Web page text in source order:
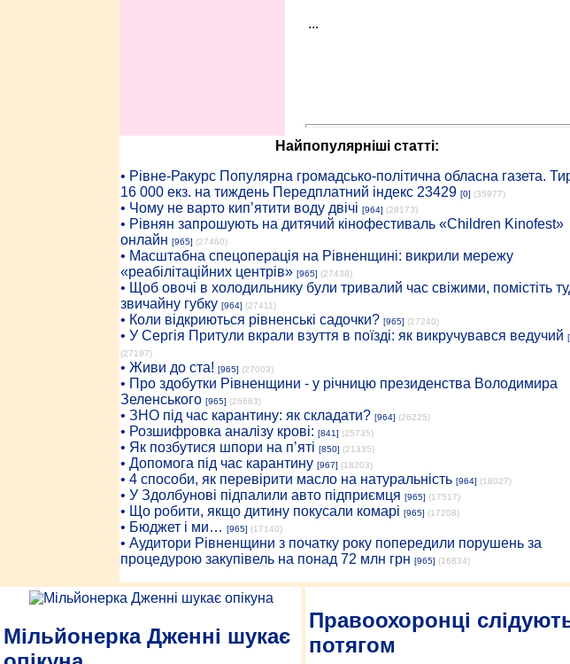
...
Найпопулярніші статті:
• Рiвне-Ракурс Популярна громадсько-політична обласна газета.
16 000 екз. на тиждень Передплатний індекс 23429 [0] (35977)
• Чому не варто кип’ятити воду двічі [964] (28173)
• Рівнян запрошують на дитячий кінофестиваль «Children Kinofest»
онлайн [965] (27460)
• Масштабна спецоперація на Рівненщині: викрили мережу
«реабілітаційних центрів» [965] (27438)
• Щоб овочі в холодильнику були тривалий час свіжими, помістіть
звичайну губку [964] (27411)
• Коли відкриються рівненські садочки? [965] (27240)
• У Сергія Притули вкрали взуття в поїзді: як викручувався ведучий
(27197)
• Живи до ста! [965] (27003)
• Про здобутки Рівненщини - у річницю президенства Володимира
Зеленського [965] (26663)
• ЗНО під час карантину: як складати? [964] (26225)
• Розшифровка аналізу крові: [841] (25735)
• Як позбутися шпори на п’яті [850] (21335)
• Допомога під час карантину [967] (18203)
• 4 способи, як перевірити масло на натуральність [964] (18027)
• У Здолбунові підпалили авто підприємця [965] (17517)
• Що робити, якщо дитину покусали комарі [965] (17208)
• Бюджет і ми… [965] (17140)
• Аудитори Рівненщини з початку року попередили порушень за
процедурою закупівель на понад 72 млн грн [965] (16834)
Мільйонерка Дженні шукає
Правоохоронці
потягом